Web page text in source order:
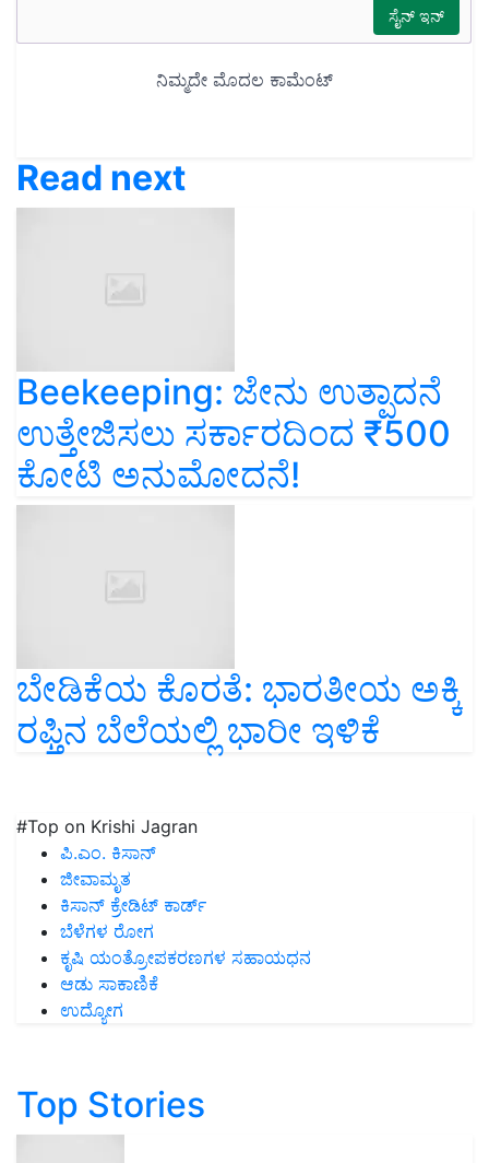
Read next
Beekeeping: ಜೇನು ಉತ್ಪಾದನೆ
ಉತ್ತೇಜಿಸಲು ಸರ್ಕಾರದಿಂದ ₹500
ಕೋಟಿ ಅನುಮೋದನೆ!
ಬೇಡಿಕೆಯ ಕೊರತೆ: ಭಾರತೀಯ ಅಕ್ಕಿ
ರಫ್ತಿನ ಬೆಲೆಯಲ್ಲಿ ಭಾರೀ ಇಳಿಕೆ
#Top on Krishi Jagran
ಪಿ.ಎಂ. ಕಿಸಾನ್
ಜೀವಾಮೃತ
ಕಿಸಾನ್ ಕ್ರೇಡಿಟ್ ಕಾರ್ಡ್
ಬೆಳೆಗಳ ರೋಗ
ಕೃಷಿ ಯಂತ್ರೋಪಕರಣಗಳ ಸಹಾಯಧನ
ಆಡು ಸಾಕಾಣಿಕೆ
ಉದ್ಯೋಗ
Top Stories